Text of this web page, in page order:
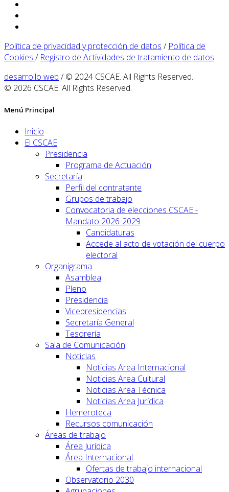
Política de privacidad y protección de datos / Política de
Cookies / Registro de Actividades de tratamiento de datos
desarrollo web / © 2024 CSCAE. All Rights Reserved.
© 2026 CSCAE. All Rights Reserved.
Menú Principal
Inicio
El CSCAE
Presidencia
Programa de Actuación
Secretaría
Perfil del contratante
Grupos de trabajo
Convocatoria de elecciones CSCAE -
Mandato 2026-2029
Candidaturas
Accede al acto de votación del cuerpo
electoral
Organigrama
Asamblea
Pleno
Presidencia
Vicepresidencias
Secretaría General
Tesorería
Sala de Comunicación
Noticias
Noticias Area Internacional
Noticias Area Cultural
Noticias Area Técnica
Noticias Area Jurídica
Hemeroteca
Recursos comunicación
Áreas de trabajo
Área Jurídica
Área Internacional
Ofertas de trabajo internacional
Observatorio 2030